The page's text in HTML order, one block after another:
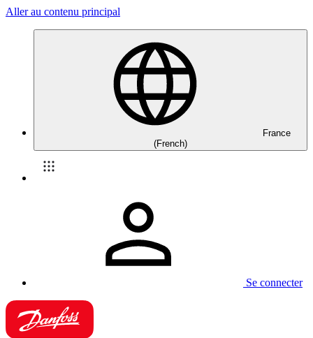
Aller au contenu principal
France
(French)
Se connecter